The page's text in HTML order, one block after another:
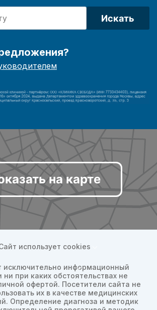
Искать
на карте
использует cookies
исключительно информационный
ни при каких обстоятельствах не
офертой. Посетители сайта не
их в качестве медицинских
Определение диагноза и методик